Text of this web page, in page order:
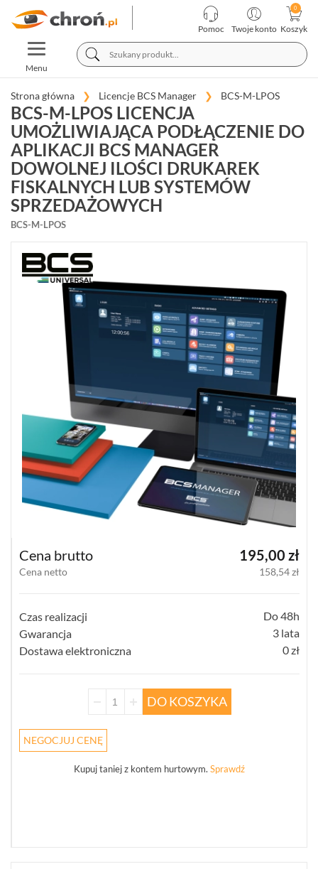
Pomoc Twoje konto Koszyk
TOGGLE
NAVIGATION
Menu
KATEGORIE
PRODUCENCI
TELEWIZJA
PRZEMYSŁOWA
ALARMOWE
SYSTEMY
PPOŻ
WIDEODOMOFONY
I
DOMOFONY
KONTROLA
DOSTĘPU
INTELIGENTNY
SIECI
LAN,
WLAN
ZASILANIE,
TRANSMISJA,
AKCESORIA
BCS
ZESTAWY
WYPRZEDAŻ
(29)
NOWOŚCI
LOGOWANIE
KONFIGURATOR
AKTUALNOŚCI
CENNIKI
OPROGRAMOWANIE
SKLEPU
REGULAMIN
POLITYKA
Strona główna Licencje BCS Manager BCS-M-LPOS
BCS-M-LPOS LICENCJA
UMOŻLIWIAJĄCA PODŁĄCZENIE DO
APLIKACJI BCS MANAGER
DOWOLNEJ ILOŚCI DRUKAREK
FISKALNYCH LUB SYSTEMÓW
SPRZEDAŻOWYCH
BCS-M-LPOS
Cena brutto 195,00 zł
Cena netto 158,54 zł
Czas realizacji
Do 48h
Gwarancja
3 lata
Dostawa elektroniczna
0 zł
DO KOSZYKA
NEGOCJUJ CENĘ
Kupuj taniej z kontem hurtowym. Sprawdź